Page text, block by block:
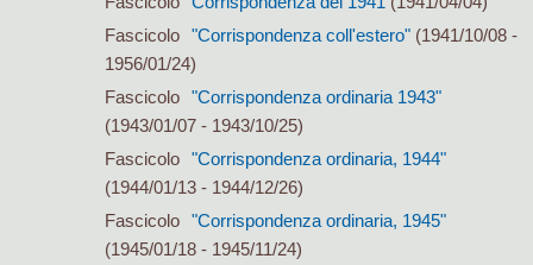
Fascicolo
"Corrispondenza coll'estero"(1941/10/08 -
1956/01/24)
Fascicolo
"Corrispondenza ordinaria 1943"
(1943/01/07 - 1943/10/25)
Fascicolo
"Corrispondenza ordinaria, 1944"
(1944/01/13 - 1944/12/26)
Fascicolo
"Corrispondenza ordinaria, 1945"
(1945/01/18 - 1945/11/24)